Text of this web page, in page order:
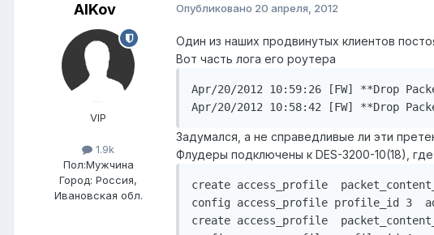
AlKov
VIP
1.9k
Пол:Мужчина
Город: Россия,
Ивановская обл.
Опубликовано 20 апреля, 2012
Один из наших продвинутых клиентов
Вот часть лога его роутера
Apr/20/2012 10:59:26 [FW] **Drop
Apr/20/2012 10:58:42 [FW] **Drop
Задумался, а не справедливые ли эти
Флудеры подключены к DES-3200-10(18),
create access_profile
config access_profile profile_id 3
create access_profile